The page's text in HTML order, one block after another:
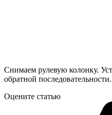
Снимаем рулевую колонку.
обратной последовательности.
Оцените статью